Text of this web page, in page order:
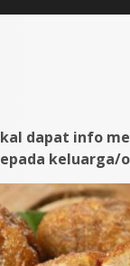
dapat info
keluarga/